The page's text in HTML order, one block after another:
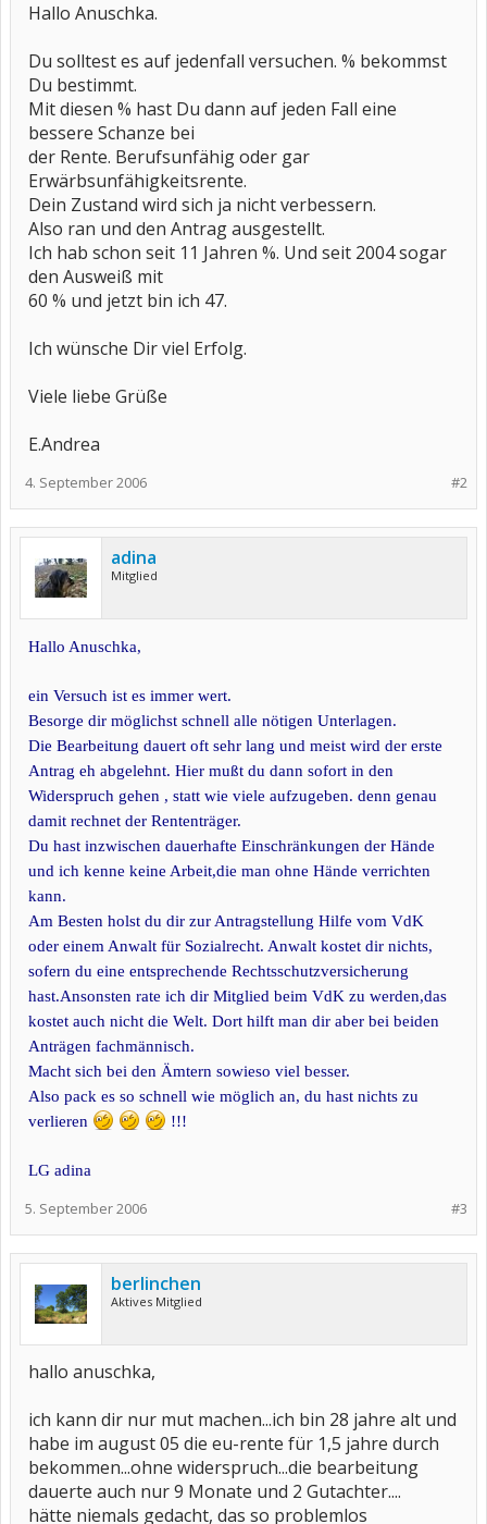
Hallo Anuschka.
Du solltest es auf jedenfall versuchen. % bekommst
Du bestimmt.
Mit diesen % hast Du dann auf jeden Fall eine
bessere Schanze bei
der Rente. Berufsunfähig oder gar
Erwärbsunfähigkeitsrente.
Dein Zustand wird sich ja nicht verbessern.
Also ran und den Antrag ausgestellt.
Ich hab schon seit 11 Jahren %. Und seit 2004 sogar
den Ausweiß mit
60 % und jetzt bin ich 47.
Ich wünsche Dir viel Erfolg.
Viele liebe Grüße
E.Andrea
#2
4. September 2006
adina
Mitglied
Hallo Anuschka,
ein Versuch ist es immer wert.
Besorge dir möglichst schnell alle nötigen Unterlagen.
Die Bearbeitung dauert oft sehr lang und meist wird der erste
Antrag eh abgelehnt. Hier mußt du dann sofort in den
Widerspruch gehen , statt wie viele aufzugeben. denn genau
damit rechnet der Rententräger.
Du hast inzwischen dauerhafte Einschränkungen der Hände
und ich kenne keine Arbeit,die man ohne Hände verrichten
kann.
Am Besten holst du dir zur Antragstellung Hilfe vom VdK
oder einem Anwalt für Sozialrecht. Anwalt kostet dir nichts,
sofern du eine entsprechende Rechtsschutzversicherung
hast.Ansonsten rate ich dir Mitglied beim VdK zu werden,das
kostet auch nicht die Welt. Dort hilft man dir aber bei beiden
Anträgen fachmännisch.
Macht sich bei den Ämtern sowieso viel besser.
Also pack es so schnell wie möglich an, du hast nichts zu
verlieren
!!!
LG adina
#3
5. September 2006
berlinchen
Aktives Mitglied
hallo anuschka,
ich kann dir nur mut machen...ich bin 28 jahre alt und
habe im august 05 die eu-rente für 1,5 jahre durch
bekommen...ohne widerspruch...die bearbeitung
dauerte auch nur 9 Monate und 2 Gutachter....
hätte niemals gedacht, das so problemlos